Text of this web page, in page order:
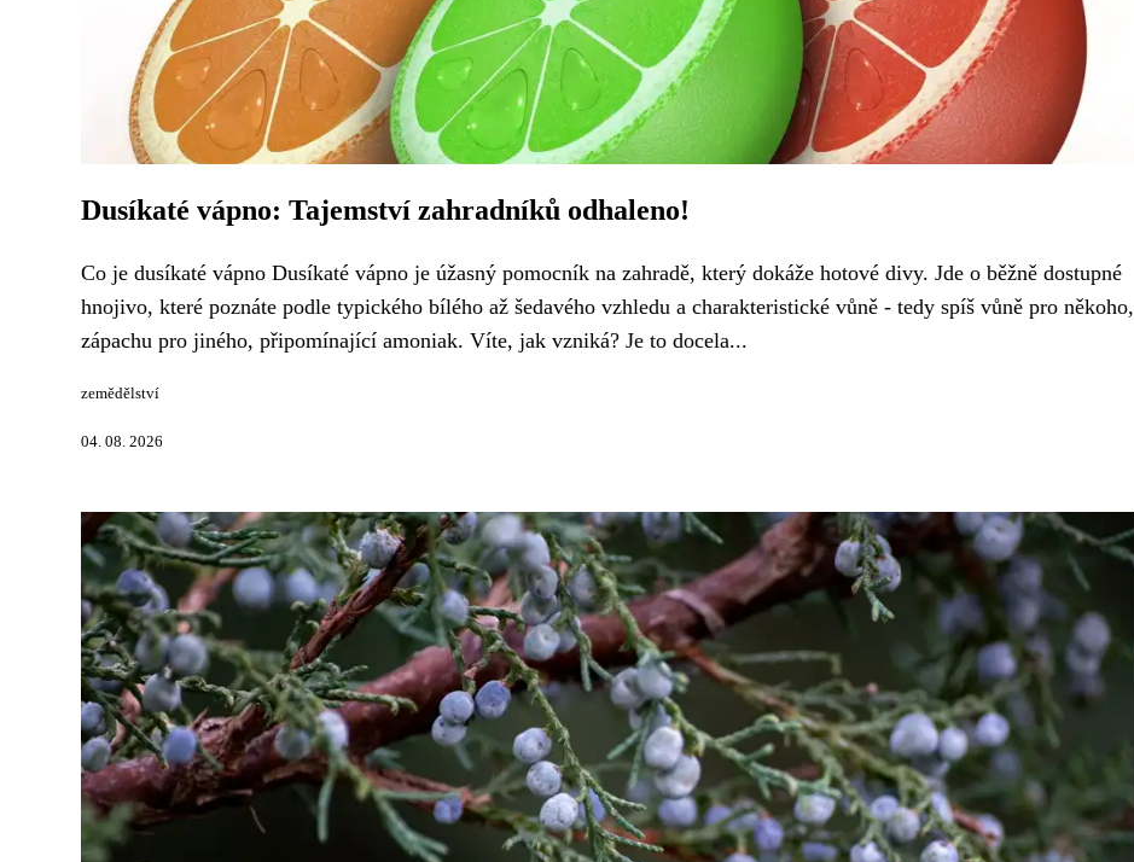
Dusíkaté vápno: Tajemství zahradníků odhaleno!
Co je dusíkaté vápno Dusíkaté vápno je úžasný pomocník na zahradě, který dokáže hotové divy. Jde o běžně dostupné
hnojivo, které poznáte podle typického bílého až šedavého vzhledu a charakteristické vůně - tedy spíš vůně pro někoho,
zápachu pro jiného, připomínající amoniak. Víte, jak vzniká? Je to docela...
zemědělství
04. 08. 2026